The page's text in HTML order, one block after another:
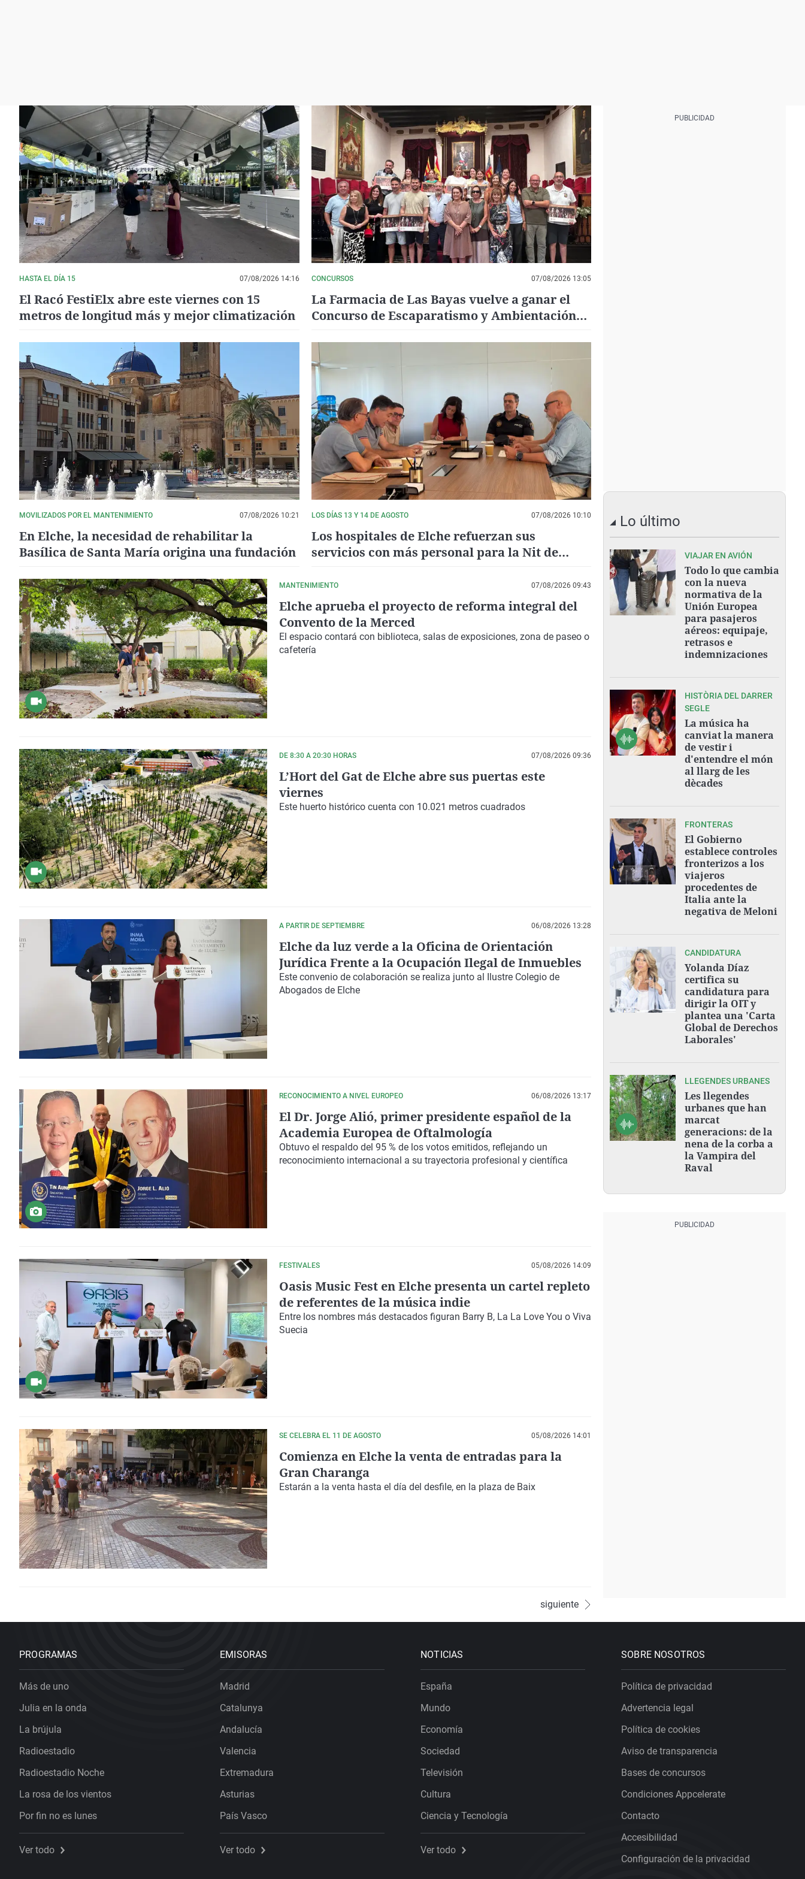
HASTA EL DÍA 15 07/08/2026 14:16
El Racó FestiElx abre este viernes con 15
metros de longitud más y mejor climatización
CONCURSOS 07/08/2026 13:05
La Farmacia de Las Bayas vuelve a ganar el
Concurso de Escaparatismo y Ambientación
MOVILIZADOS POR EL MANTENIMIENTO 07/08/2026 10:21
En Elche, la necesidad de rehabilitar la
Basílica de Santa María origina una fundación
LOS DÍAS 13 Y 14 DE AGOSTO 07/08/2026 10:10
Los hospitales de Elche refuerzan sus
servicios con más personal para la Nit de
MANTENIMIENTO 07/08/2026 09:43
Elche aprueba el proyecto de reforma integral del
Convento de la Merced
El espacio contará con biblioteca, salas de exposiciones, zona de paseo o
cafetería
DE 8:30 A 20:30 HORAS 07/08/2026 09:36
L’Hort del Gat de Elche abre sus puertas este
viernes
Este huerto histórico cuenta con 10.021 metros cuadrados
A PARTIR DE SEPTIEMBRE 06/08/2026 13:28
Elche da luz verde a la Oficina de Orientación
Jurídica Frente a la Ocupación Ilegal de Inmuebles
Este convenio de colaboración se realiza junto al Ilustre Colegio de
Abogados de Elche
RECONOCIMIENTO A NIVEL EUROPEO 06/08/2026 13:17
El Dr. Jorge Alió, primer presidente español de la
Academia Europea de Oftalmología
Obtuvo el respaldo del 95 % de los votos emitidos, reflejando un
reconocimiento internacional a su trayectoria profesional y científica
FESTIVALES 05/08/2026 14:09
Oasis Music Fest en Elche presenta un cartel repleto
de referentes de la música indie
Entre los nombres más destacados figuran Barry B, La La Love You o Viva
Suecia
SE CELEBRA EL 11 DE AGOSTO 05/08/2026 14:01
Comienza en Elche la venta de entradas para la
Gran Charanga
Estarán a la venta hasta el día del desfile, en la plaza de Baix
siguiente
Lo último
VIAJAR EN AVIÓN
Todo lo que cambia
con la nueva
normativa de la
Unión Europea
para pasajeros
aéreos: equipaje,
retrasos e
indemnizaciones
HISTÒRIA DEL DARRER
SEGLE
La música ha
canviat la manera
de vestir i
d'entendre el món
al llarg de les
dècades
FRONTERAS
El Gobierno
establece controles
fronterizos a los
viajeros
procedentes de
Italia ante la
negativa de Meloni
CANDIDATURA
Yolanda Díaz
certifica su
candidatura para
dirigir la OIT y
plantea una 'Carta
Global de Derechos
Laborales'
LLEGENDES URBANES
Les llegendes
urbanes que han
marcat
generacions: de la
nena de la corba a
la Vampira del
Raval
PROGRAMAS
Más de uno
Julia en la onda
La brújula
Radioestadio
Radioestadio Noche
La rosa de los vientos
Por fin no es lunes
Ver todo
EMISORAS
Madrid
Catalunya
Andalucía
Valencia
Extremadura
Asturias
País Vasco
Ver todo
NOTICIAS
España
Mundo
Economía
Sociedad
Televisión
Cultura
Ciencia y Tecnología
Ver todo
SOBRE NOSOTROS
Política de privacidad
Advertencia legal
Política de cookies
Aviso de transparencia
Bases de concursos
Condiciones Appcelerate
Contacto
Accesibilidad
Configuración de la privacidad